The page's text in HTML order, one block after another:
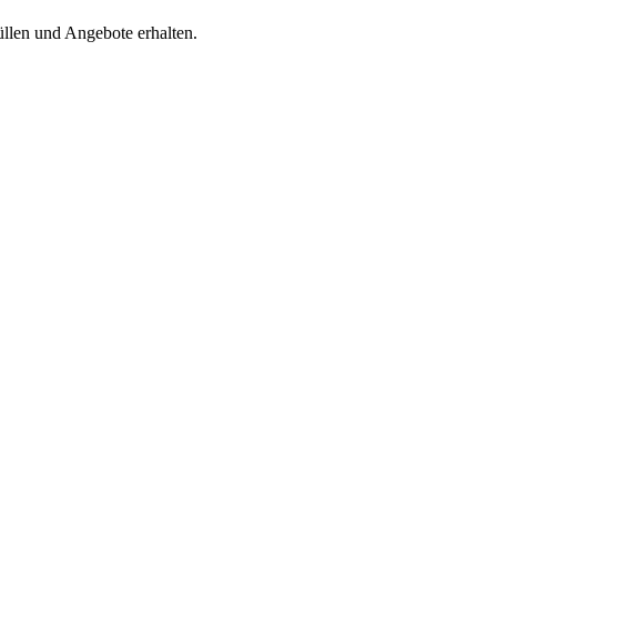
und Angebote erhalten.